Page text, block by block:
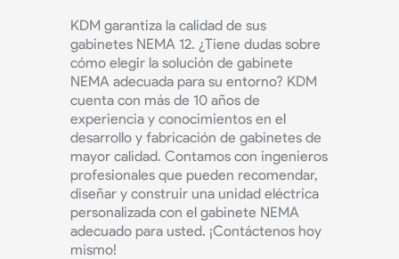
KDM garantiza la calidad de sus
gabinetes NEMA 12. ¿Tiene dudas sobre
cómo elegir la solución de gabinete
NEMA adecuada para su entorno? KDM
cuenta con más de 10 años de
experiencia y conocimientos en el
desarrollo y fabricación de gabinetes de
mayor calidad. Contamos con ingenieros
profesionales que pueden recomendar,
diseñar y construir una unidad eléctrica
personalizada con el gabinete NEMA
adecuado para usted. ¡Contáctenos hoy
mismo!